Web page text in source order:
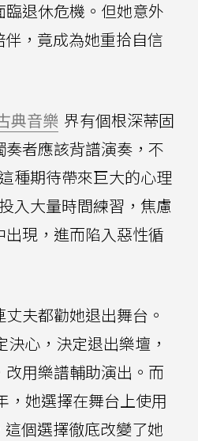
退休危機。但她意外
，竟成為她重拾自信
典音樂 界有個根深蒂固
者應該背譜演奏，不
種期待帶來巨大的心理
入大量時間練習，焦慮
現，進而陷入惡性循
夫都勸她退出舞台。
心，決定退出樂壇，
用樂譜輔助演出。而
，她選擇在舞台上使用
個選擇徹底改變了她